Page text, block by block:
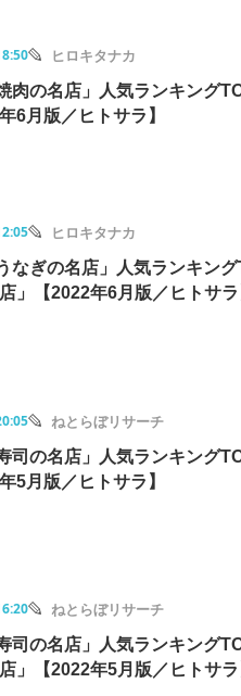
ヒロキタナカ
肉の名店」人気ランキング
6月版／ヒトサラ】
ヒロキタナカ
なぎの名店」人気ランキン
」【2022年6月版／ヒトサラ
ねとらぼリサーチ
司の名店」人気ランキング
5月版／ヒトサラ】
ねとらぼリサーチ
司の名店」人気ランキング
」【2022年5月版／ヒトサラ